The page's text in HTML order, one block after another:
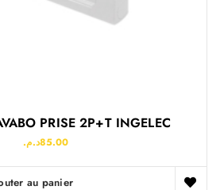
PRISE 2P+T INGELEC
85.00د.م.
au panier